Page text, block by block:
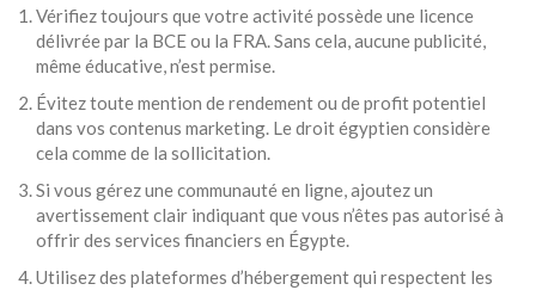
Vérifiez toujours que votre activité possède une licence
délivrée par la BCE ou la FRA. Sans cela, aucune publicité,
même éducative, n’est permise.
Évitez toute mention de rendement ou de profit potentiel
dans vos contenus marketing. Le droit égyptien considère
cela comme de la sollicitation.
Si vous gérez une communauté en ligne, ajoutez un
avertissement clair indiquant que vous n’êtes pas autorisé à
offrir des services financiers en Égypte.
Utilisez des plateformes d’hébergement qui respectent les